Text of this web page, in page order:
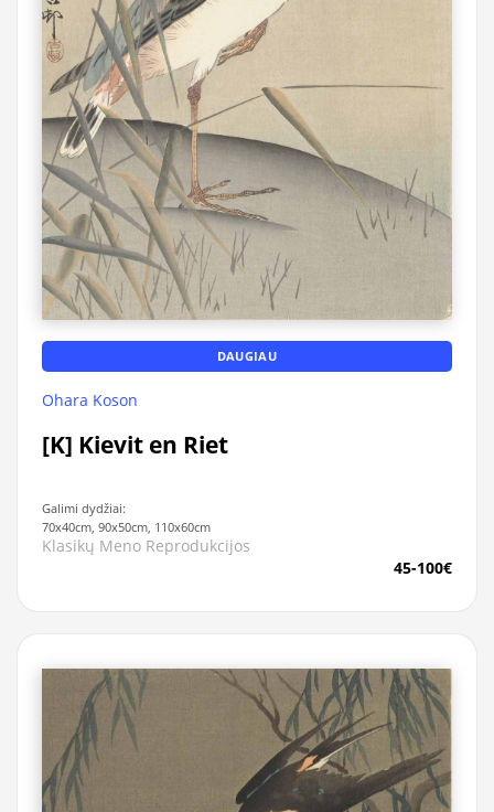
DAUGIAU
Ohara Koson
[K] Kievit en Riet
Galimi dydžiai:
70x40cm, 90x50cm, 110x60cm
Klasikų Meno Reprodukcijos
45-100€